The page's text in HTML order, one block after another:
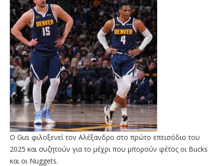
O Gus φιλοξενεί τον Αλέξανδρο στο πρώτο επεισόδιο του
2025 και συζητούν για το μέχρι που μπορούν φέτος οι Bucks
και οι Nuggets.